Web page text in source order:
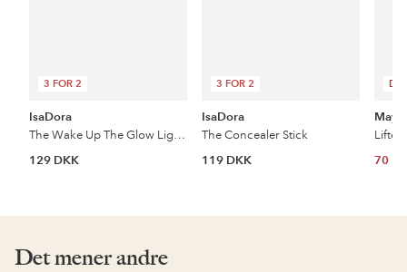
3 FOR 2
IsaDora
The Wake Up The Glow Lightweight Radiant Concealer
129 DKK
3 FOR 2
IsaDora
The Concealer Stick
119 DKK
70
Det mener andre